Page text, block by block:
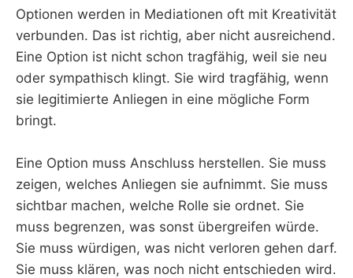
Optionen werden in Mediationen oft mit Kreativität
verbunden. Das ist richtig, aber nicht ausreichend.
Eine Option ist nicht schon tragfähig, weil sie neu
oder sympathisch klingt. Sie wird tragfähig, wenn
sie legitimierte Anliegen in eine mögliche Form
bringt.
Eine Option muss Anschluss herstellen. Sie muss
zeigen, welches Anliegen sie aufnimmt. Sie muss
sichtbar machen, welche Rolle sie ordnet. Sie
muss begrenzen, was sonst übergreifen würde.
Sie muss würdigen, was nicht verloren gehen darf.
Sie muss klären, was noch nicht entschieden wird.